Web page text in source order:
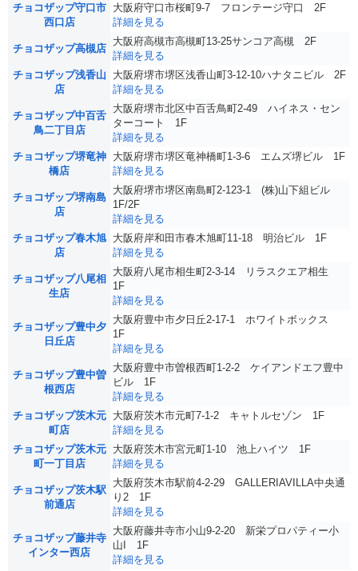
チョコザップ守口市
西口店
大阪府守口市桜町9-7 フロンテージ守口 2F
詳細を見る
チョコザップ高槻店
大阪府高槻市高槻町13-25サンコア高槻 2F
詳細を見る
チョコザップ浅香山
店
大阪府堺市堺区浅香山町3-12-10ハナタニビル 2F
詳細を見る
チョコザップ中百舌
鳥二丁目店
大阪府堺市北区中百舌鳥町2-49 ハイネス・セン
ターコート 1F
詳細を見る
チョコザップ堺竜神
橋店
大阪府堺市堺区竜神橋町1-3-6 エムズ堺ビル 1F
詳細を見る
チョコザップ堺南島
店
大阪府堺市堺区南島町2-123-1 (株)山下組ビル
1F/2F
詳細を見る
チョコザップ春木旭
店
大阪府岸和田市春木旭町11-18 明治ビル 1F
詳細を見る
チョコザップ八尾相
生店
大阪府八尾市相生町2-3-14 リラスクエア相生
1F
詳細を見る
チョコザップ豊中夕
日丘店
大阪府豊中市夕日丘2-17-1 ホワイトボックス
1F
詳細を見る
チョコザップ豊中曽
根西店
大阪府豊中市曽根西町1-2-2 ケイアンドエフ豊中
ビル 1F
詳細を見る
チョコザップ茨木元
町店
大阪府茨木市元町7-1-2 キャトルセゾン 1F
詳細を見る
チョコザップ茨木元
町一丁目店
大阪府茨木市宮元町1-10 池上ハイツ 1F
詳細を見る
チョコザップ茨木駅
前通店
大阪府茨木市駅前4-2-29 GALLERIAVILLA中央通
り2 1F
詳細を見る
チョコザップ藤井寺
インター西店
大阪府藤井寺市小山9-2-20 新栄プロパティー小
山I 1F
詳細を見る